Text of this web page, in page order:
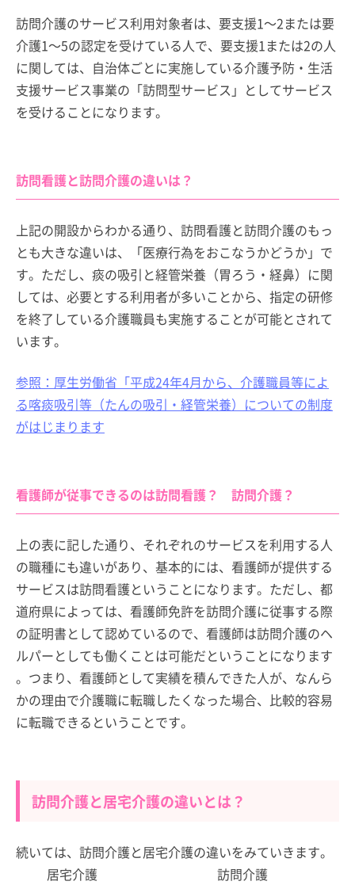
訪問介護のサービス利用対象者は、要支援1～2または要
介護1～5の認定を受けている人で、要支援1または2の人
に関しては、自治体ごとに実施している介護予防・生活
支援サービス事業の「訪問型サービス」としてサービス
を受けることになります。
訪問看護と訪問介護の違いは？
上記の開設からわかる通り、訪問看護と訪問介護のもっ
とも大きな違いは、「医療行為をおこなうかどうか」で
す。ただし、痰の吸引と経管栄養（胃ろう・経鼻）に関
しては、必要とする利用者が多いことから、指定の研修
を終了している介護職員も実施することが可能とされて
います。
参照：厚生労働省「平成24年4月から、介護職員等によ
る喀痰吸引等（たんの吸引・経管栄養）についての制度
がはじまります
看護師が従事できるのは訪問看護？ 訪問介護？
上の表に記した通り、それぞれのサービスを利用する人
の職種にも違いがあり、基本的には、看護師が提供する
サービスは訪問看護ということになります。ただし、都
道府県によっては、看護師免許を訪問介護に従事する際
の証明書として認めているので、看護師は訪問介護のヘ
ルパーとしても働くことは可能だということになります
。つまり、看護師として実績を積んできた人が、なんら
かの理由で介護職に転職したくなった場合、比較的容易
に転職できるということです。
訪問介護と居宅介護の違いとは？
続いては、訪問介護と居宅介護の違いをみていきます。
居宅介護
訪問介護